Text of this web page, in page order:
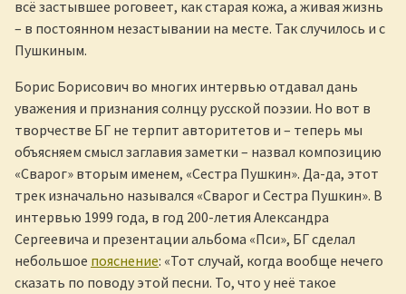
всё застывшее роговеет, как старая кожа, а живая жизнь
– в постоянном незастывании на месте. Так случилось и с
Пушкиным.
Борис Борисович во многих интервью отдавал дань
уважения и признания солнцу русской поэзии. Но вот в
творчестве БГ не терпит авторитетов и – теперь мы
объясняем смысл заглавия заметки – назвал композицию
«Сварог» вторым именем, «Сестра Пушкин». Да-да, этот
трек изначально назывался «Сварог и Сестра Пушкин». В
интервью 1999 года, в год 200-летия Александра
Сергеевича и презентации альбома «Пси», БГ сделал
небольшое пояснение: «Тот случай, когда вообще нечего
сказать по поводу этой песни. То, что у неё такое